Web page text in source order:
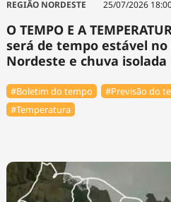
REGIÃO NORDESTE 25/07/2026
O TEMPO E A
será de tempo estável
Nordeste e chuva
#Boletim do tempo #Previsão do
#Temperatura